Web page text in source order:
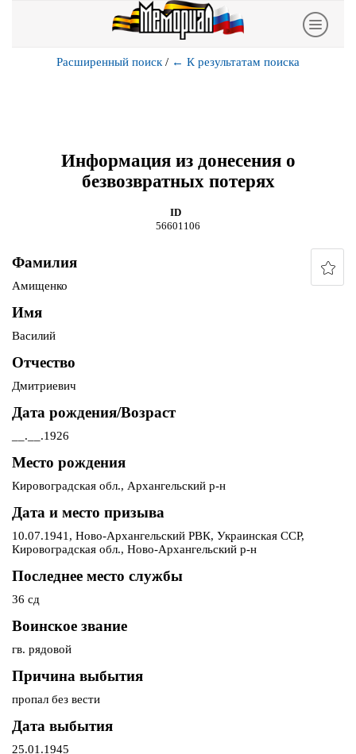
Расширенный поиск / ← К результатам поиска
Информация из донесения о
безвозвратных потерях
ID
56601106
Фамилия
Амищенко
Имя
Василий
Отчество
Дмитриевич
Дата рождения/Возраст
__.__.1926
Место рождения
Кировоградская обл., Архангельский р-н
Дата и место призыва
10.07.1941, Ново-Архангельский РВК, Украинская ССР,
Кировоградская обл., Ново-Архангельский р-н
Последнее место службы
36 сд
Воинское звание
гв. рядовой
Причина выбытия
пропал без вести
Дата выбытия
25.01.1945